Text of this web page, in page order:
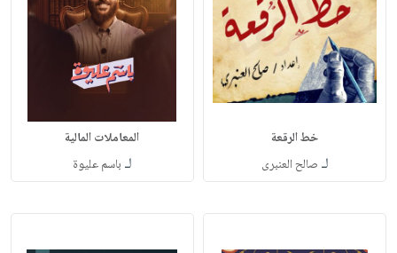
خط الرقعة
لـ صالح العنبرى
المعاملات المالية
لـ باسم عليوة